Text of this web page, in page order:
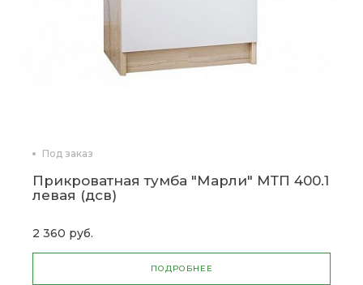
Под заказ
Прикроватная тумба "Марли" МТП 400.1
левая (дсв)
2 360 руб.
ПОДРОБНЕЕ